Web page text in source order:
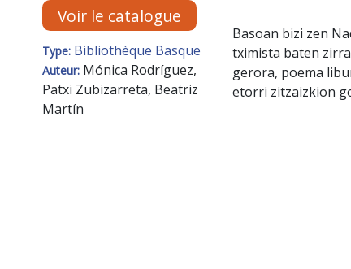
Voir le catalogue
Type: Bibliothèque Basque
Auteur: Mónica Rodríguez,
Patxi Zubizarreta, Beatriz
Martín
Basoan bizi zen
tximista baten
gerora, poema
etorri zitzaizkion